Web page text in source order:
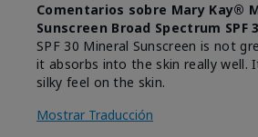
Comentarios sobre Mary Kay®
Sunscreen Broad Spectrum SPF
SPF 30 Mineral Sunscreen is not
it absorbs into the skin really well.
silky feel on the skin.
Mostrar Traducción